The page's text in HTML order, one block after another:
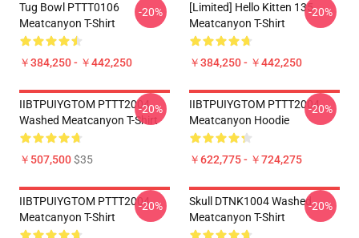
Tug Bowl PTTT0106
Meatcanyon T-Shirt
￥384,250 - ￥442,250
-20%
[Limited] Hello Kitten 135
Meatcanyon T-Shirt
￥384,250 - ￥442,250
-20%
IIBTPUIYGTOM PTTT2004
Washed Meatcanyon T-Shirt
￥507,500$35
-20%
IIBTPUIYGTOM PTTT2004
Meatcanyon Hoodie
￥622,775 - ￥724,275
-20%
IIBTPUIYGTOM PTTT2004
Meatcanyon T-Shirt
-20%
Skull DTNK1004 Washed
Meatcanyon T-Shirt
-20%